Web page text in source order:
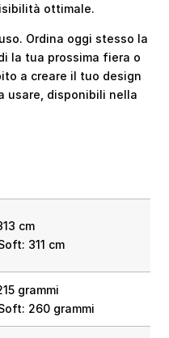
ottimale.
Ordina oggi stesso la
la tua prossima fiera o
a creare il tuo design
usare, disponibili nella
cm
311 cm
grammi
260 grammi